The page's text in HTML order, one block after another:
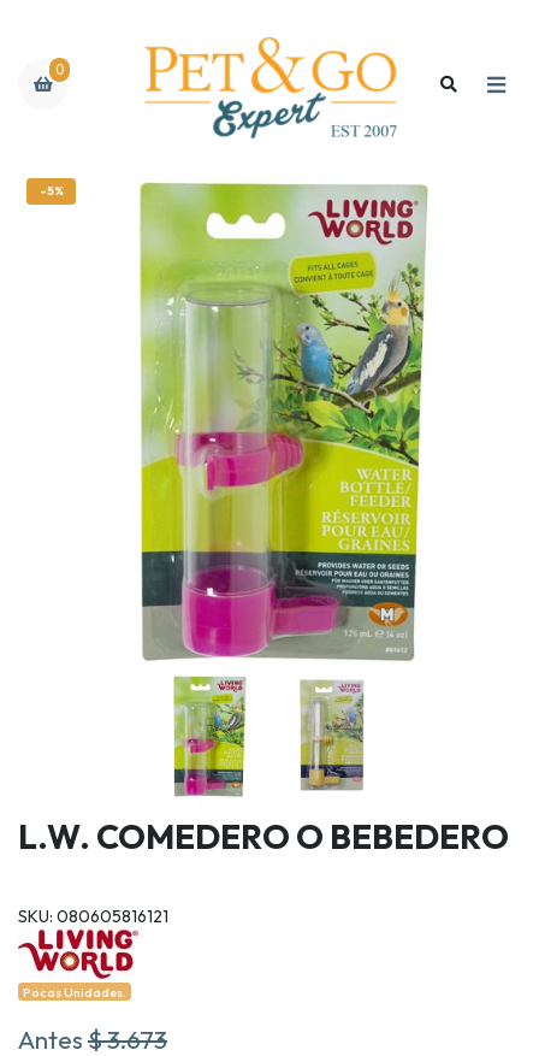
0
-5%
L.W. COMEDERO O BEBEDERO
SKU: 080605816121
Pocas Unidades.
Antes$ 3.673